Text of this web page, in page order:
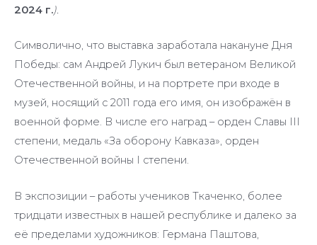
2024 г.).
Символично, что выставка заработала накануне Дня
Победы: сам Андрей Лукич был ветераном Великой
Отечественной войны, и на портрете при входе в
музей, носящий с 2011 года его имя, он изображён в
военной форме. В числе его наград – орден Славы III
степени, медаль «За оборону Кавказа», орден
Отечественной войны I степени.
В экспозиции – работы учеников Ткаченко, более
тридцати известных в нашей республике и далеко за
её пределами художников: Германа Паштова,